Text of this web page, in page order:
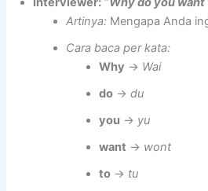
Artinya: Mengapa Anda
Cara baca per kata:
Why → Wai
do →du
you → yu
want → wont
to → tu